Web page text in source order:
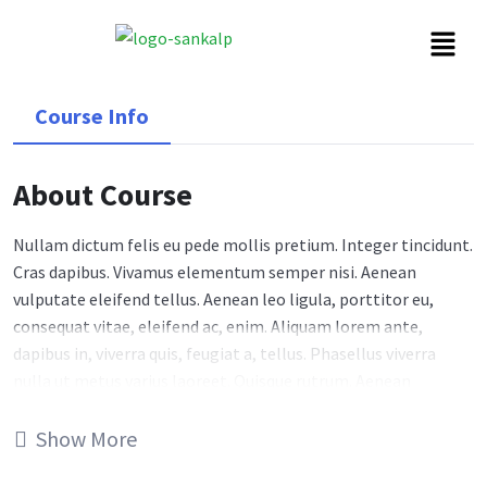
Course Info
About Course
Nullam dictum felis eu pede mollis pretium. Integer tincidunt.
Cras dapibus. Vivamus elementum semper nisi. Aenean
vulputate eleifend tellus. Aenean leo ligula, porttitor eu,
consequat vitae, eleifend ac, enim. Aliquam lorem ante,
dapibus in, viverra quis, feugiat a, tellus. Phasellus viverra
ullamcorper ultricies nisi. Nam eget dui. Etiam rhoncus.
Show More